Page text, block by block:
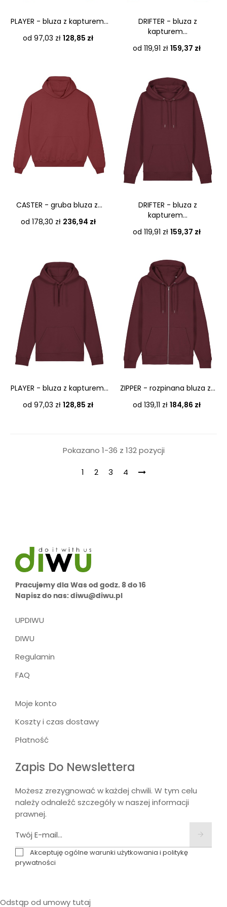
PLAYER - bluza z kapturem...
od 97,03 zł Cena
128,85 zł
DRIFTER - bluza z
kapturem...
od 119,91 zł Cena
159,37 zł
CASTER - gruba bluza z...
od 178,30 zł Cena
236,94 zł
DRIFTER - bluza z
kapturem...
od 119,91 zł Cena
159,37 zł
PLAYER - bluza z kapturem...
od 97,03 zł Cena
128,85 zł
ZIPPER - rozpinana bluza z...
od 139,11 zł Cena
184,86 zł
Pokazano 1-36 z 132 pozycji
1 2 3 4
Pracujemy dla Was od godz. 8 do 16
Napisz do nas: diwu@diwu.pl
UPDIWU
DIWU
Regulamin
FAQ
Moje konto
Koszty i czas dostawy
Płatność
Zapis Do Newslettera
Możesz zrezygnować w każdej chwili. W tym celu
należy odnaleźć szczegóły w naszej informacji
prawnej.
Akceptuję ogólne warunki użytkowania i politykę
prywatności
Odstąp od umowy tutaj